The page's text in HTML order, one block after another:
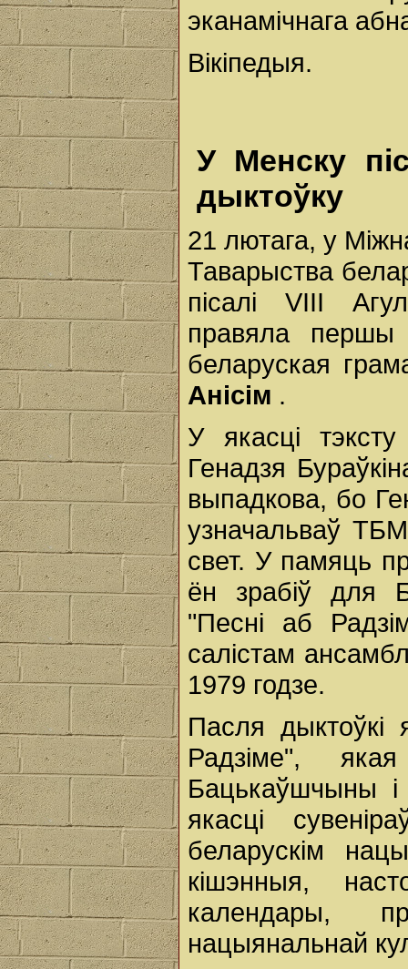
эканамічнага
Вікіпедыя.
У Менску
дыктоўку
21 лютага, у
Таварыства
пісалі VIII
правяла першы
беларуская
Анісім .
У якасці
Генадзя
выпадкова, бо
узначальваў
свет. У памяць
ён зрабіў для
"Песні аб
салістам
1979 годзе.
Пасля дыктоўкі
Радзіме",
Бацькаўшчыны
якасці
беларускім
кішэнныя,
календары,
нацыянальнай